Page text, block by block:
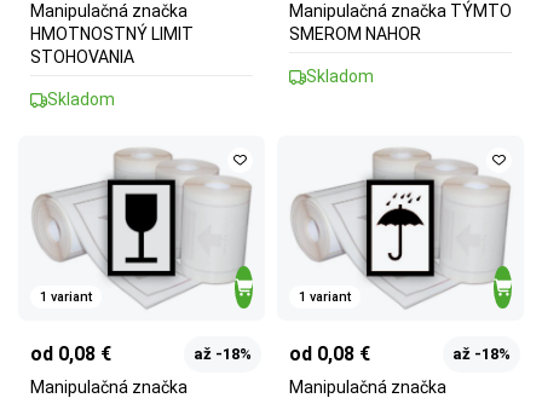
Manipulačná značka
HMOTNOSTNÝ LIMIT
STOHOVANIA
Skladom
Manipulačná značka TÝMTO
SMEROM NAHOR
Skladom
1 variant
od 0,08 € až -18%
Manipulačná značka
1 variant
od 0,08 € až -18%
Manipulačná značka